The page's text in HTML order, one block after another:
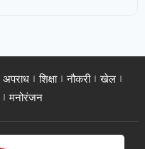
अपराध शिक्षा नौकरी
खेल
मनोरंजन